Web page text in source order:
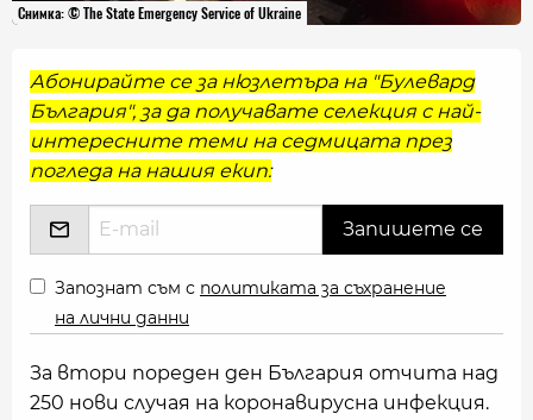
Снимка: © The State Emergency Service of Ukraine
Абонирайте се за нюзлетъра на "Булевард
България", за да получавате селекция с най-
интересните теми на седмицата през
погледа на нашия екип:
Запознат съм с политиката за съхранение
на лични данни
За втори пореден ден България отчита над
250 нови случая на коронавирусна инфекция.